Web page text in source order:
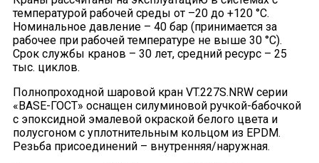
температурой рабочей среды от –20 до +120 °С.
Номинальное давление – 40 бар (принимается за
рабочее при рабочей температуре не выше 30 °С).
Срок службы кранов – 30 лет, средний ресурс – 25
тыс. циклов.
Полнопроходной шаровой кран VT.227S.NRW серии
«BASE-ГОСТ» оснащен силуминовой ручкой-бабочкой
с эпоксидной эмалевой окраской белого цвета и
полусгоном c уплотнительным кольцом из EPDM.
Резьба присоединений – внутренняя/наружная.